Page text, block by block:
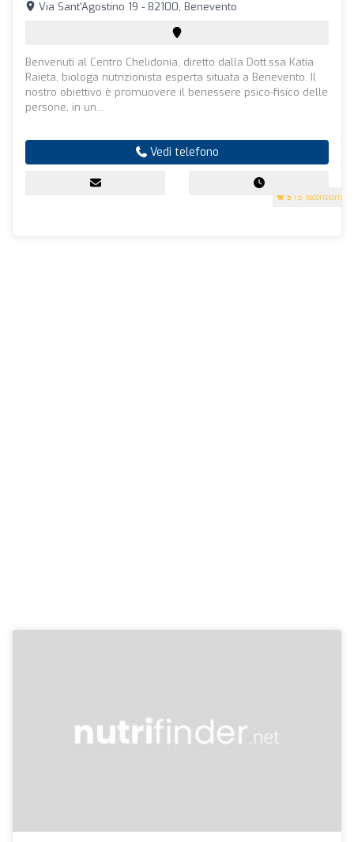
5 (5 recensioni)
Via Sant'Agostino 19 - 82100, Benevento
Benvenuti al Centro Chelidonia, diretto dalla Dott.ssa Katia
Raieta, biologa nutrizionista esperta situata a Benevento. Il
nostro obiettivo è promuovere il benessere psico-fisico delle
persone, in un...
Vedi telefono